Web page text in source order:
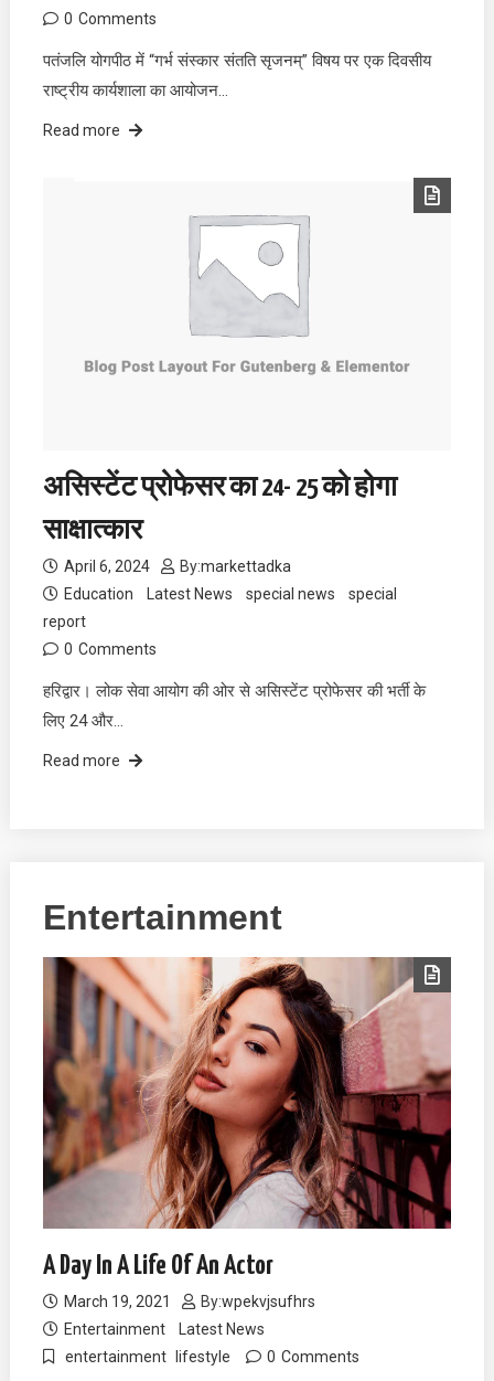
0 Comments
पतंजलि योगपीठ में “गर्भ संस्कार संतति सृजनम्” विषय पर एक दिवसीय
राष्ट्रीय कार्यशाला का आयोजन…
Read more
असिस्टेंट प्रोफेसर का 24- 25 को होगा
साक्षात्कार
April 6, 2024 By:markettadka
Education
Latest News special news
special
report
0 Comments
हरिद्वार। लोक सेवा आयोग की ओर से असिस्टेंट प्रोफेसर की भर्ती के
लिए 24 और…
Read more
Entertainment
A Day In A Life Of An Actor
March 19, 2021 By:wpekvjsufhrs
Entertainment
Latest News
entertainment
lifestyle 0 Comments